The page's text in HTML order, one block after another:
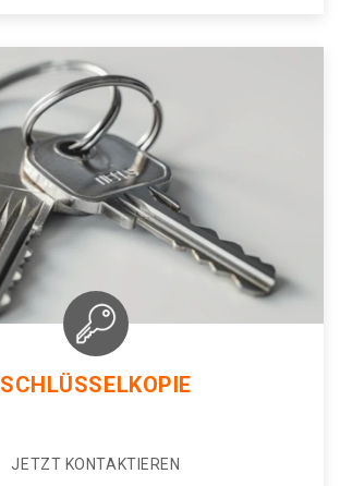
SCHLÜSSELKOPIE
JETZT KONTAKTIEREN